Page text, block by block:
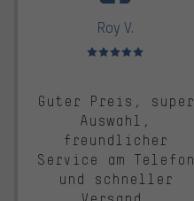
Roy V.
Bewertungen: 5 von 5
Guter Preis, super
Auswahl,
freundlicher
Service am Telefon
und schneller